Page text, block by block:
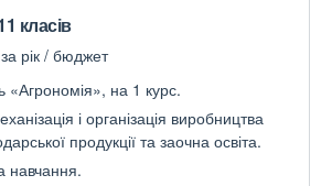
класів
рік / бюджет
«Агрономія», на 1 курс.
і організація виробництва
продукції та заочна освіта.